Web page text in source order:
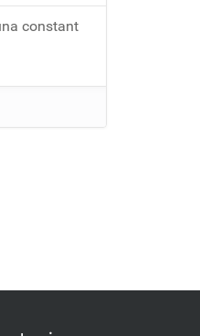
constant